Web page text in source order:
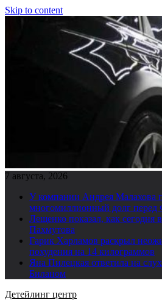
Skip to content
7 августа, 2026
У компании Андрея Малахова
многомиллионный долг
Лещенко показал, как сегодня
Пахмутова
Гарик Харламов раскрыл
похудения на 14 килограммов
Яна Пилецкая ответила на
Биланом
Детейлинг центр